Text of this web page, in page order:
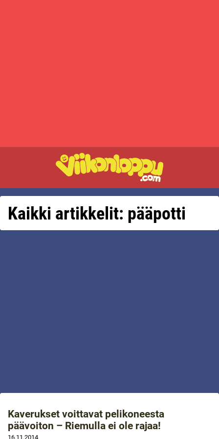
Kaikki artikkelit: pääpotti
Kaverukset voittavat pelikoneesta
päävoiton – Riemulla ei ole rajaa!
16.11.2014